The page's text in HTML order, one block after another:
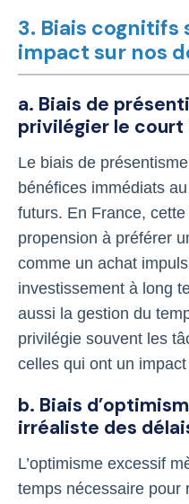
3. Biais
impact sur nos
a. Biais de
privilégier le court
Le biais de
bénéfices immédiats
futurs. En France,
propension à préférer
comme un achat
investissement à long
aussi la gestion du
privilégie souvent les
celles qui ont un
b. Biais
irréaliste des
L’optimisme excessif
temps nécessaire pour